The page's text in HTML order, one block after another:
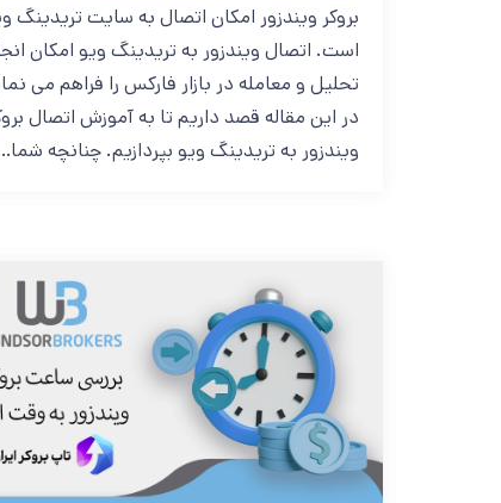
بروکر ویندزور امکان اتصال به سایت تریدینگ
است. اتصال ویندزور به تریدینگ ویو امکان
تحلیل و معامله در بازار فارکس را فراهم می
در این مقاله قصد داریم تا به آموزش اتصال
ویندزور به تریدینگ ویو بپردازیم. چنانچه